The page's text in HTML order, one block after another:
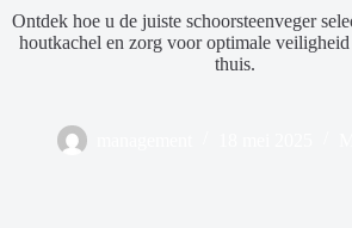
Ontdek hoe u de juiste schoorsteenveger
houtkachel en zorg voor optimale
thuis.